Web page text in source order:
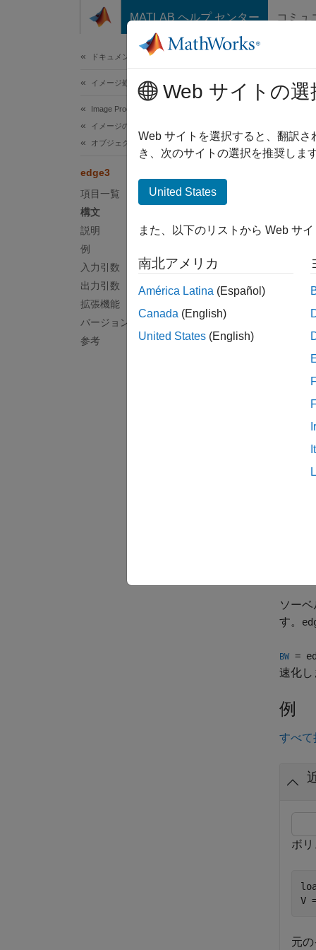
コンテンツへスキップ
MATLAB ヘルプ センター コミュ
ドキュメンテーションのホーム
イメージ処理とコンピューター ビジョン
Image Processing Toolbox
イメージのセグメンテーションと解析
オブジェクト解析
edge3
項目一覧
構文
説明
例
入力引数
出力引数
拡張機能
バージョン履歴
参考
3 次元
BW =
BW
説明
=
リュ
近似
して
=
ソー
す。
BW =
速化
例
すべて
ボ
V
元
Web サイトの選
Web サイトを選択すると、翻訳
き、次のサイトの選択を推奨しま
United States
また、以下のリストから Web サ
南北アメリカ
América Latina (Español)
Canada (English)
United States (English)